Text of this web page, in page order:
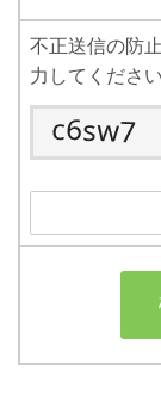
不正送信の防
力してください